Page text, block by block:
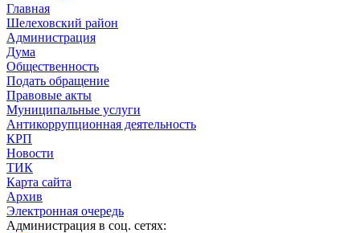
Главная
Шелеховский район
Администрация
Дума
Общественность
Подать обращение
Правовые акты
Муниципальные услуги
Антикоррупционная деятельность
КРП
Новости
ТИК
Карта сайта
Архив
Электронная очередь
Администрация в соц. сетях: